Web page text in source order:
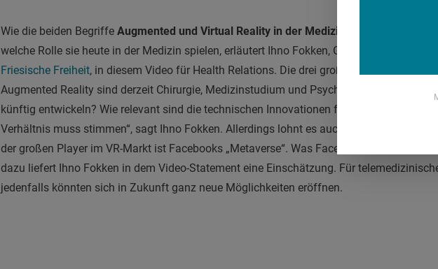
Wie die beiden Begriffe Augmented und Virtual Reality in der Medizin
voneinander
welche Rolle sie heute in der Medizin spielen, erläutert Ihno Fokken, Gründer und
Friesische Freiheit, in diesem Video für Health Relations. Die drei großen Einsatzgebiete
Augmented Reality sind derzeit Chirurgie, Medizinstudium und Psychotherapie. Wie
künftig entwickeln? Wie relevant sind die technischen Innovationen für die Medizin? „Das
Verhältnis muss stimmen“, sagt Ihno Fokken. Allerdings lohnt es auch, den Fokus nicht
der großen Player im VR-Markt ist Facebooks „Metaverse“. Was Facebook plant und wie
dazu liefert Ihno Fokken in dem Video-Statement eine Einschätzung. Für
jedenfalls könnten sich in Zukunft ganz neue Möglichkeiten eröffnen.